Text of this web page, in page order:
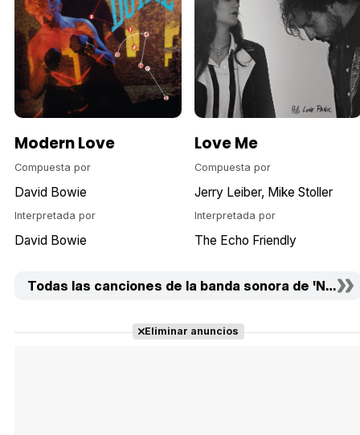
Modern Love
Compuesta por
David Bowie
Interpretada por
David Bowie
Love Me
Compuesta por
Jerry Leiber Mike Stoller
Interpretada por
The Echo Friendly
Todas las canciones de la banda sonora de
Eliminar anuncios